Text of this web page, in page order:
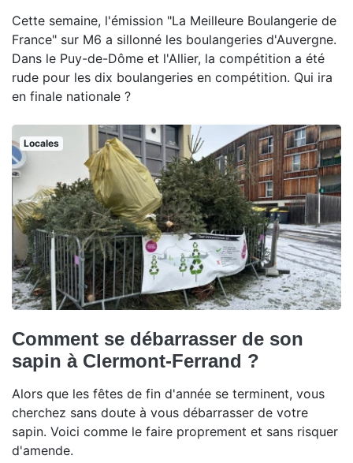
Cette semaine, l'émission "La Meilleure Boulangerie de
France" sur M6 a sillonné les boulangeries d'Auvergne.
Dans le Puy-de-Dôme et l'Allier, la compétition a été
rude pour les dix boulangeries en compétition. Qui ira
en finale nationale ?
Locales
Comment se débarrasser de son
sapin à Clermont-Ferrand ?
Alors que les fêtes de fin d'année se terminent, vous
cherchez sans doute à vous débarrasser de votre
sapin. Voici comme le faire proprement et sans risquer
d'amende.